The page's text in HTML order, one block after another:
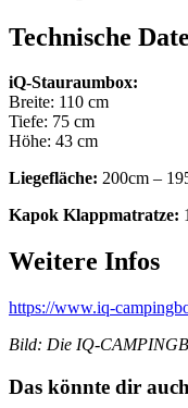
Technische
iQ-Stauraumbox:
Breite: 110 cm
Tiefe: 75 cm
Höhe: 43 cm
Liegefläche: 200cm –
Kapok Klappmatratze:
Weitere Infos
https://www.iq-
Bild: Die IQ-
Das könnte dir